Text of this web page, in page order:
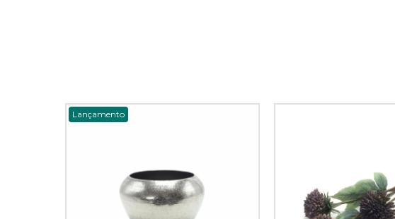
Lançamento